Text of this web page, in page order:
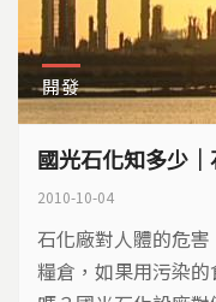
開發
國光石化知多少
2010-10-04
石化廠對人體的危
糧倉，如果用污染